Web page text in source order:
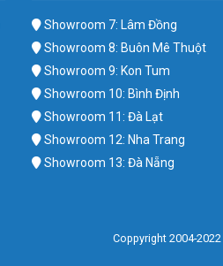
Showroom 7: Lâm Đồng
Showroom 8: Buôn Mê Thuột
Showroom 9: Kon Tum
Showroom 10: Bình Định
Showroom 11: Đà Lạt
Showroom 12: Nha Trang
Showroom 13: Đà Nẵng
Coppyright 2004-2022